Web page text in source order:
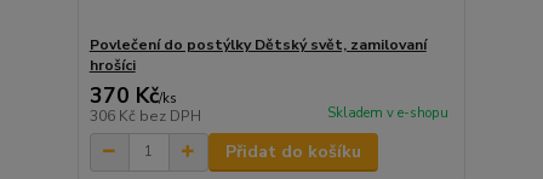
Povlečení do postýlky Dětský svět, zamilovaní
hrošíci
370 Kč/ks
306 Kč bez DPH Skladem v e-shopu
Přidat do košíku